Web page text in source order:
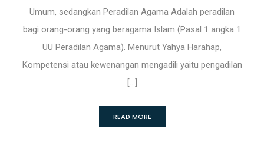
Umum, sedangkan Peradilan Agama Adalah peradilan
bagi orang-orang yang beragama Islam (Pasal 1 angka 1
UU Peradilan Agama). Menurut Yahya Harahap,
Kompetensi atau kewenangan mengadili yaitu pengadilan
[…]
READ MORE